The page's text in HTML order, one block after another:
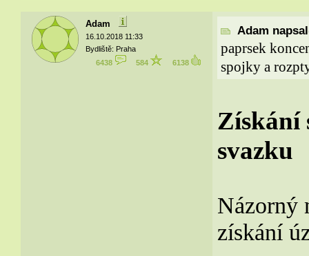
Adam
16.10.2018 11:33
Bydliště: Praha
6438
584 6138
Adam
paprsek
spojky a
Získání
svazku
Názorný
získání